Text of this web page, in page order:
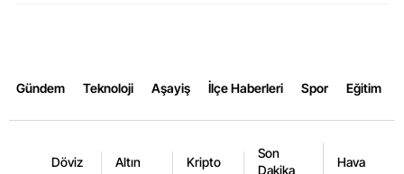
Gündem Teknoloji Aşayiş İlçe Haberleri Spor Eğitim
Döviz
Altın
Kripto
Son
Dakika
Hava